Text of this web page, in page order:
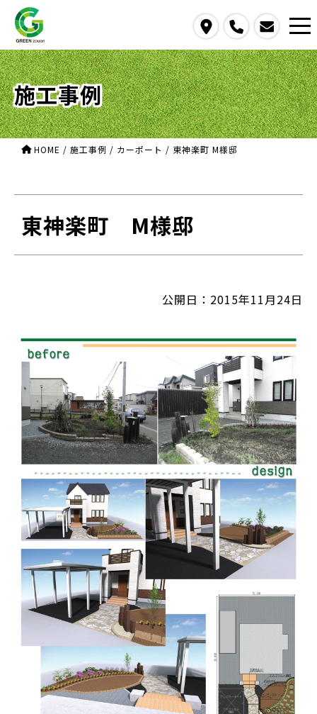
contact us
施工事例
HOME / 施工事例 / カーポート / 東神楽町 M様邸
東神楽町 M様邸
公開日：2015年11月24日